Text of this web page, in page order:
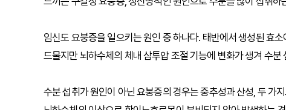
임신도 요붕증을 일으키는 원인 중 하나다. 태반에서 생성된 효
드물지만 뇌하수체의 체내 삼투압 조절 기능에 변화가 생겨 수
수분 섭취가 원인이 아닌 요붕증의 경우는 중추성과 산성, 두 가